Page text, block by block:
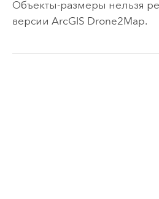
Объекты-размеры нельзя
версии ArcGIS Drone2Map.